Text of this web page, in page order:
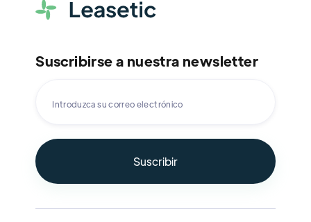
Suscribirse a nuestra newsletter